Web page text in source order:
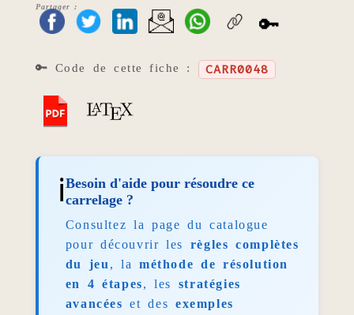
Partager :
🔑
🔑 Code de cette fiche : CARR0048
ℹ️Besoin d'aide pour résoudre ce
carrelage ?
Consultez la page du catalogue
pour découvrir les règles complètes
du jeu , laméthode de résolution
en 4 étapes, les stratégies
avancées et desexemples